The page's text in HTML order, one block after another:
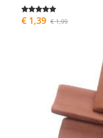
€ 1,39 € 1,99